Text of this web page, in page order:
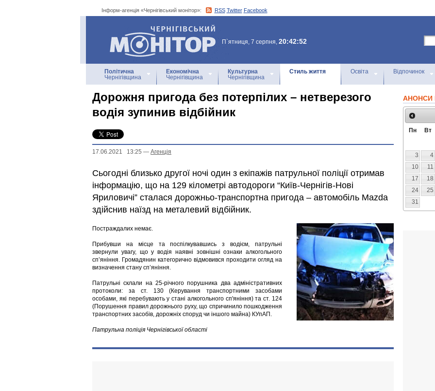
Інформ-агенція «Чернігівський монітор»: RSS Twitter Facebook
Інформ-агенція
«Чернігівський монітор»
П`ятниця, 7 серпня, 20:42:52
Політична
Чернігівщина
Економічна
Чернігівщина
Культурна
Чернігівщина
Стиль життя Освіта Відпочинок
Дорожня пригода без потерпілих – нетверезого
водія зупинив відбійник
17.06.2021 13:25 — Агенцiя
Сьогодні близько другої ночі один з екіпажів патрульної поліції отримав
інформацію, що на 129 кілометрі автодороги “Київ-Чернігів-Нові
Яриловичі” сталася дорожньо-транспортна пригода – автомобіль Mazda
здійснив наїзд на металевий відбійник.
Постраждалих немає.
Прибувши на місце та поспілкувавшись з водієм, патрульні
звернули увагу, що у водія наявні зовнішні ознаки алкогольного
сп’яніння. Громадянин категорично відмовився проходити огляд на
визначення стану сп’яніння.
Патрульні склали на 25-річного порушника два адміністративних
протоколи: за ст. 130 (Керування транспортними засобами
особами, які перебувають у стані алкогольного сп'яніння) та ст. 124
(Порушення правил дорожнього руху, що спричинило пошкодження
транспортних засобів, дорожніх споруд чи іншого майна) КУпАП.
Патрульна поліція Чернігівської області
АНОНСИ
Пн Вт
3
4
10
11
17
18
24
25
31